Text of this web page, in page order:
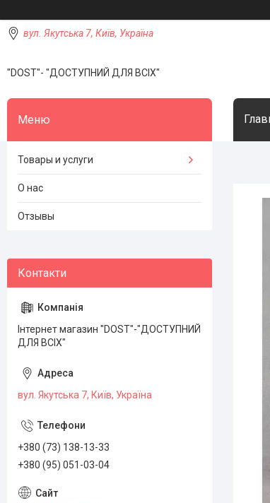
вул. Якутська 7, Київ, Україна
"DOST"- "ДОСТУПНИЙ ДЛЯ ВСІХ"
Товары и услуги
О нас
Отзывы
Інтернет магазин "DOST"-"ДОСТУПНИЙ
ДЛЯ ВСІХ"
вул. Якутська 7, Київ, Україна
+380 (73) 138-13-33
+380 (95) 051-03-04